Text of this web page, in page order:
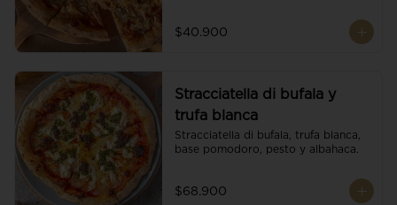
$40.900
Stracciatella di bufala y
trufa blanca
Stracciatella di bufala, trufa blanca,
base pomodoro, pesto y albahaca.
$68.900